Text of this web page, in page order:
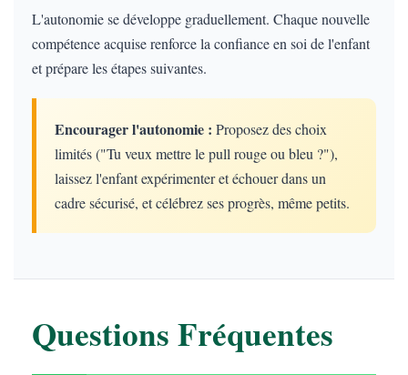
L'autonomie se développe graduellement. Chaque nouvelle
compétence acquise renforce la confiance en soi de l'enfant
et prépare les étapes suivantes.
Encourager l'autonomie : Proposez des choix
limités ("Tu veux mettre le pull rouge ou bleu ?"),
laissez l'enfant expérimenter et échouer dans un
cadre sécurisé, et célébrez ses progrès, même petits.
Questions Fréquentes